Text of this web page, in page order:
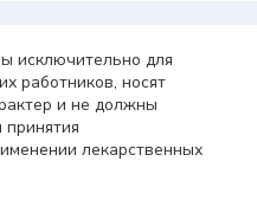
исключительно для
работников, носят
и не должны
лекарственных